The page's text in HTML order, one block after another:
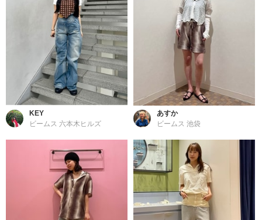
KEY
ビームス 六本木ヒルズ
あすか
ビームス 池袋